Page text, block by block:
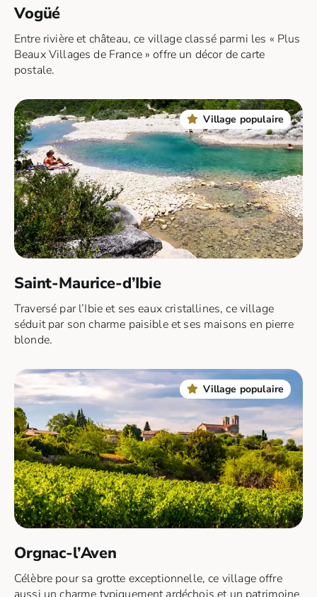
Vogüé
Entre rivière et château, ce village classé parmi les « Plus
Beaux Villages de France » offre un décor de carte
postale.
Village populaire
Saint-Maurice-d’Ibie
Traversé par l’Ibie et ses eaux cristallines, ce village
séduit par son charme paisible et ses maisons en pierre
blonde.
Village populaire
Orgnac-l’Aven
Célèbre pour sa grotte exceptionnelle, ce village offre